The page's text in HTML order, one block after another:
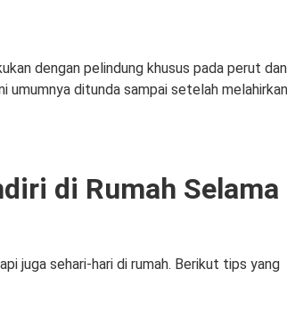
dengan pelindung khusus pada perut dan
umumnya ditunda sampai setelah
di Rumah Selama
juga sehari-hari di rumah. Berikut tips yang